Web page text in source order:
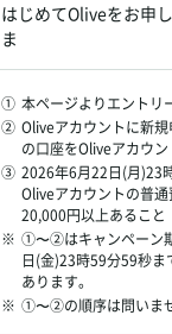
はじめてOliveをお申
ま
① 本ページよりエントリ
② Oliveアカウントに新
の口座をOliveアカウ
③ 2026年6月22日(月)23
Oliveアカウントの普
20,000円以上あること
※ ①〜②はキャンペーン
日(金)23時59分59秒
あります。
※ ①〜②の順序は問いませ